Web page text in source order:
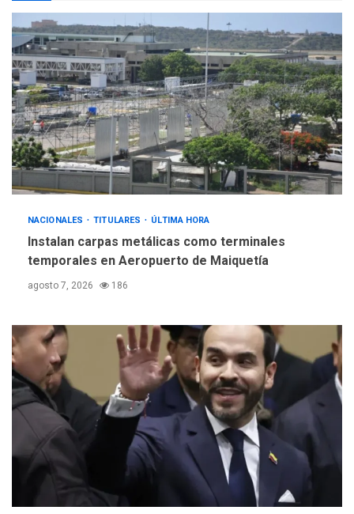
4
TITULARES
ÚLTIMA HORA
Gobierno y AN2015 en
nueva mesa de diálogo
INTERNACIONALES ÚLTIMA HORA
Hiroshima 81 años de la
debacle atómica. Japón
debate principios no
nucleares
NACIONALES TITULARES ÚLTIMA HORA
Instalan carpas metálicas como terminales
temporales en Aeropuerto de Maiquetía
agosto 7, 2026 186